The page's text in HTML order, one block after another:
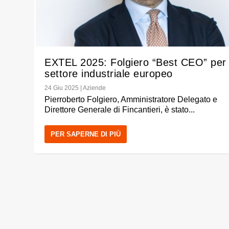
EXTEL 2025: Folgiero “Best CEO” per
settore industriale europeo
24 Giu 2025 |Aziende
Pierroberto Folgiero, Amministratore Delegato e
Direttore Generale di Fincantieri, è stato...
PER SAPERNE DI PIÙ